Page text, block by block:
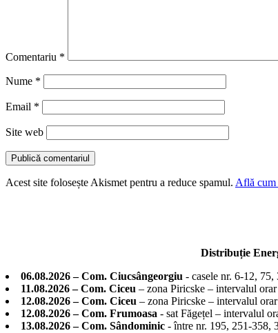
Comentariu *
Nume *
Email *
Site web
Acest site folosește Akismet pentru a reduce spamul. Află cum
Distribuție
06.08.2026 – Com. Ciucsângeorgiu - casele nr. 6-12,
11.08.2026 – Com. Ciceu – zona Piricske – intervalul
12.08.2026 – Com. Ciceu – zona Piricske – intervalul
12.08.2026 – Com. Frumoasa - sat Făgețel – intervalul
13.08.2026 – Com. Sândominic - între nr. 195, 251-358,